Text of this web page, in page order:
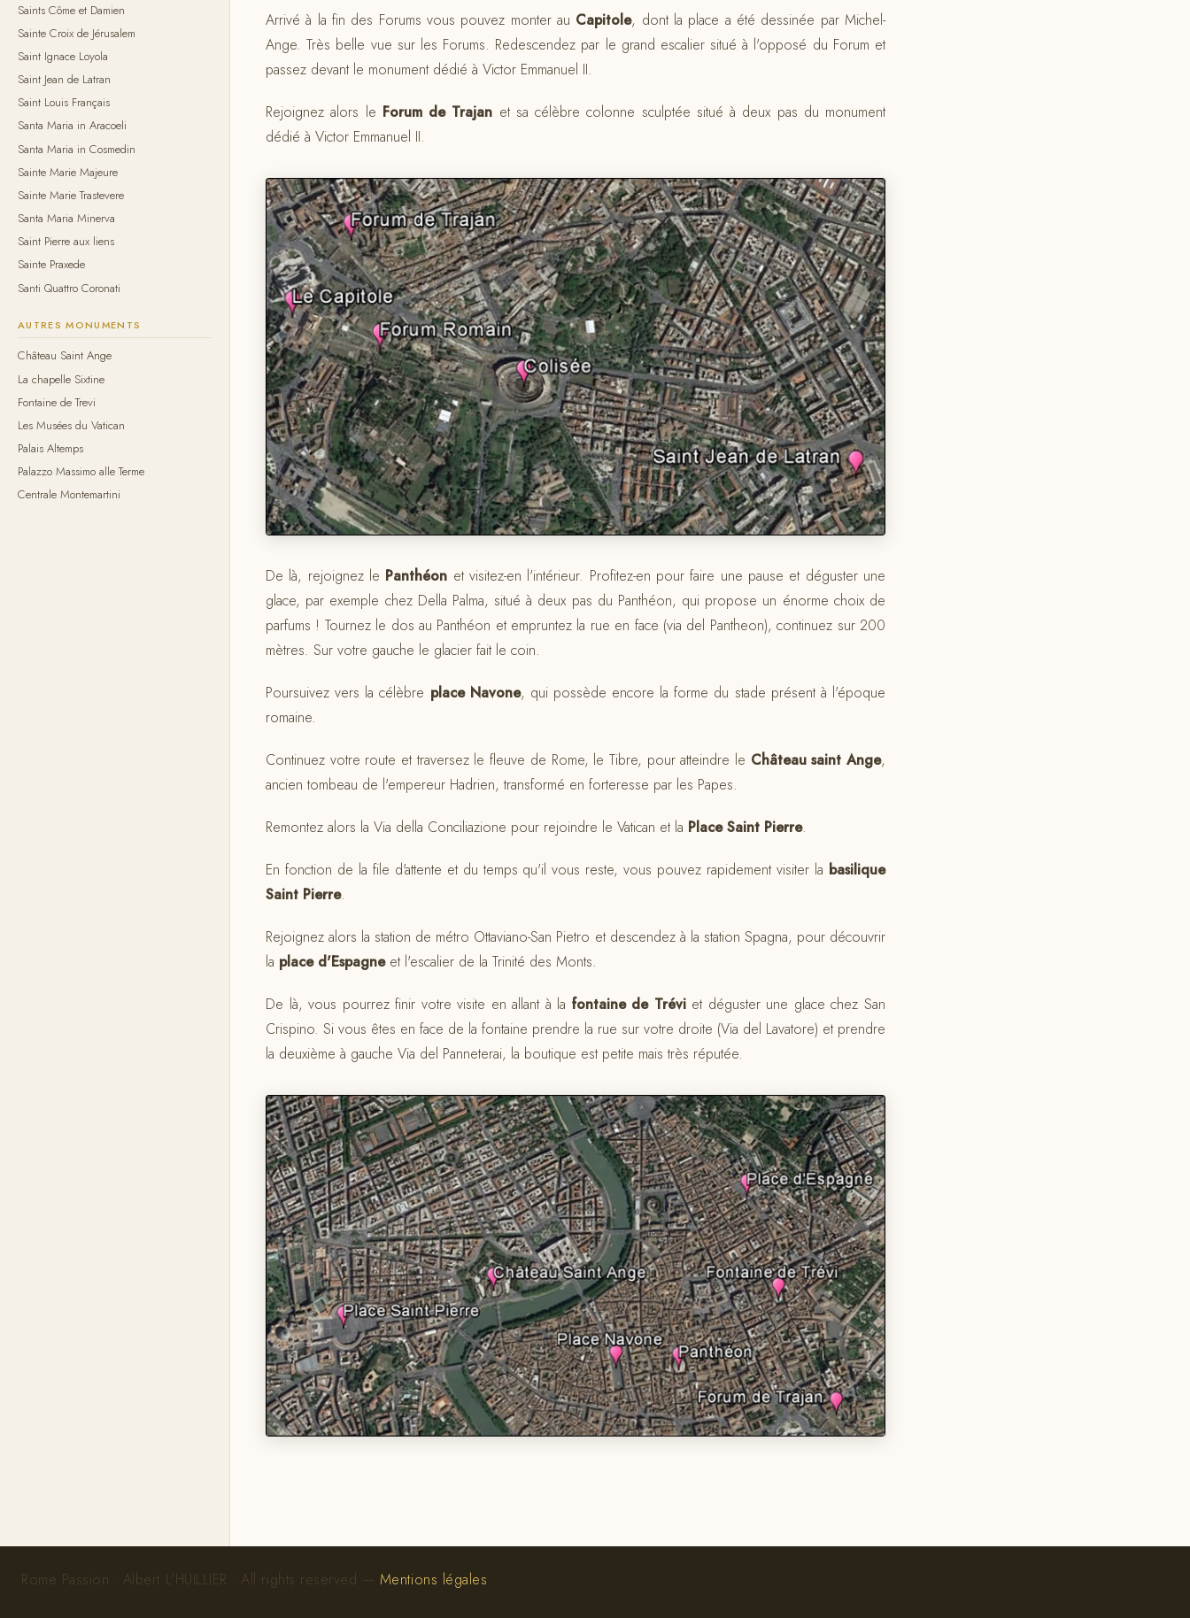
Saints Côme et Damien
Sainte Croix de Jérusalem
Saint Ignace Loyola
Saint Jean de Latran
Saint Louis Français
Santa Maria in Aracoeli
Santa Maria in Cosmedin
Sainte Marie Majeure
Sainte Marie Trastevere
Santa Maria Minerva
Saint Pierre aux liens
Sainte Praxede
Santi Quattro Coronati
AUTRES MONUMENTS
Château Saint Ange
La chapelle Sixtine
Fontaine de Trevi
Les Musées du Vatican
Palais Altemps
Palazzo Massimo alle Terme
Centrale Montemartini
Arrivé à la fin des Forums vous pouvez monter au Capitole, dont la place a été dessinée par Michel-
Ange. Très belle vue sur les Forums. Redescendez par le grand escalier situé à l'opposé du Forum et
passez devant le monument dédié à Victor Emmanuel II.
Rejoignez alors le Forum de Trajan et sa célèbre colonne sculptée situé à deux pas du monument
dédié à Victor Emmanuel II.
De là, rejoignez le Panthéon et visitez-en l'intérieur. Profitez-en pour faire une pause et déguster une
glace, par exemple chez Della Palma, situé à deux pas du Panthéon, qui propose un énorme choix de
parfums ! Tournez le dos au Panthéon et empruntez la rue en face (via del Pantheon), continuez sur 200
mètres. Sur votre gauche le glacier fait le coin.
Poursuivez vers la célèbre place Navone, qui possède encore la forme du stade présent à l'époque
romaine.
Continuez votre route et traversez le fleuve de Rome, le Tibre, pour atteindre le Château saint Ange,
ancien tombeau de l'empereur Hadrien, transformé en forteresse par les Papes.
Remontez alors la Via della Conciliazione pour rejoindre le Vatican et la Place Saint Pierre.
En fonction de la file d'attente et du temps qu'il vous reste, vous pouvez rapidement visiter la basilique
Saint Pierre.
Rejoignez alors la station de métro Ottaviano-San Pietro et descendez à la station Spagna, pour découvrir
la place d'Espagneet l'escalier de la Trinité des Monts.
De là, vous pourrez finir votre visite en allant à la fontaine de Tréviet déguster une glace chez San
Crispino. Si vous êtes en face de la fontaine prendre la rue sur votre droite (Via del Lavatore) et prendre
la deuxième à gauche Via del Panneterai, la boutique est petite mais très réputée.
Rome Passion · Albert L'HUILLIER · All rights reserved — Mentions légales